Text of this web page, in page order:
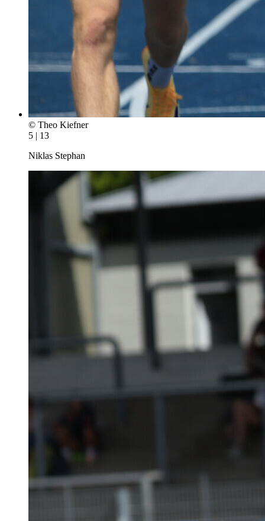
© Theo Kiefner
5 | 13
Niklas Stephan